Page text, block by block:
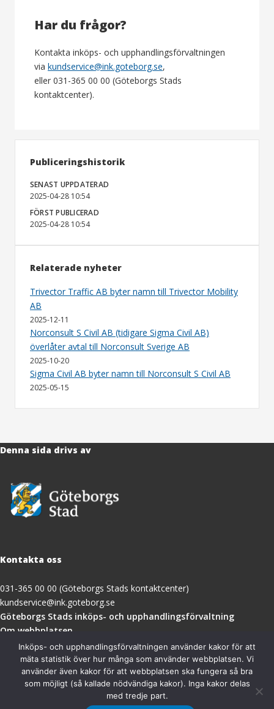
Har du frågor?
Kontakta inköps- och upphandlingsförvaltningen
via kundservice@ink.goteborg.se,
eller 031-365 00 00 (Göteborgs Stads
kontaktcenter).
Publiceringshistorik
SENAST UPPDATERAD
2025-04-28 10:54
FÖRST PUBLICERAD
2025-04-28 10:54
Relaterade nyheter
Trivector Traffic AB byter namn till Trivector Mobility
AB
2025-12-11
Norconsult S Civil AB (tidigare Sigma Civil AB)
överlåter avtal till Norconsult Sverige AB
2025-10-20
Sigma Civil AB byter namn till Norconsult S Civil AB
2025-05-15
Denna sida drivs av
Kontakta oss
031-365 00 00 (Göteborgs Stads kontaktcenter)
kundservice@ink.goteborg.se
Göteborgs Stads inköps- och upphandlingsförvaltning(öppnas
nytt
fönster)
Om webbplatsen
Tillgänglighetsredogörelse
Besöksadress
Göteborgs Stads inköps- och upphandlingsförvaltning
Inköps- och upphandlingsförvaltningen använder kakor för att
mäta statistik över hur många som använder webbplatsen. Vi
använder även kakor för att webbplatsen ska fungera så bra
som möjligt (så kallade nödvändiga kakor). Inga kakor delas
med tredje part.